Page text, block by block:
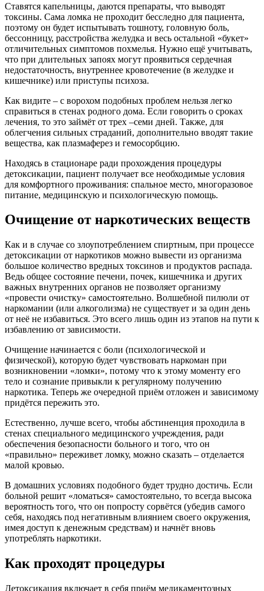
Ставятся капельницы, даются препараты, что выводят
токсины. Сама ломка не проходит бесследно для пациента,
поэтому он будет испытывать тошноту, головную боль,
бессонницу, расстройства желудка и весь остальной «букет»
отличительных симптомов похмелья. Нужно ещё учитывать,
что при длительных запоях могут проявиться сердечная
недостаточность, внутреннее кровотечение (в желудке и
кишечнике) или приступы психоза.
Как видите – с ворохом подобных проблем нельзя легко
справиться в стенах родного дома. Если говорить о сроках
лечения, то это займёт от трех –семи дней. Также, для
облегчения сильных страданий, дополнительно вводят такие
вещества, как плазмаферез и гемосорбцию.
Находясь в стационаре ради прохождения процедуры
детоксикации, пациент получает все необходимые условия
для комфортного проживания: спальное место, многоразовое
питание, медицинскую и психологическую помощь.
Очищение от наркотических веществ
Как и в случае со злоупотреблением спиртным, при процессе
детоксикации от наркотиков можно вывести из организма
большое количество вредных токсинов и продуктов распада.
Ведь общее состояние печени, почек, кишечника и других
важных внутренних органов не позволяет организму
«провести очистку» самостоятельно. Волшебной пилюли от
наркомании (или алкоголизма) не существует и за один день
от неё не избавиться. Это всего лишь один из этапов на пути к
избавлению от зависимости.
Очищение начинается с боли (психологической и
физической), которую будет чувствовать наркоман при
возникновении «ломки», потому что к этому моменту его
тело и сознание привыкли к регулярному получению
наркотика. Теперь же очередной приём отложен и зависимому
придётся пережить это.
Естественно, лучше всего, чтобы абстиненция проходила в
стенах специального медицинского учреждения, ради
обеспечения безопасности больного и того, что он
«правильно» переживет ломку, можно сказать – отделается
малой кровью.
В домашних условиях подобного будет трудно достичь. Если
больной решит «ломаться» самостоятельно, то всегда высока
вероятность того, что он попросту сорвётся (убедив самого
себя, находясь под негативным влиянием своего окружения,
имея доступ к денежным средствам) и начнёт вновь
употреблять наркотики.
Как проходят процедуры
Детоксикация включает в себя приём медикаментозных